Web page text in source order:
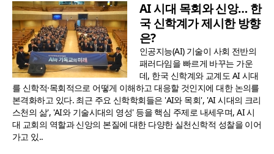
AI 시대 목회와 신앙… 한
국 신학계가 제시한 방향
은?
인공지능(AI) 기술이 사회 전반의
패러다임을 빠르게 바꾸는 가운
데, 한국 신학계와 교계도 AI 시대
를 신학적·목회적으로 어떻게 이해하고 대응할 것인지에 대한 논의를
본격화하고 있다. 최근 주요 신학학회들은 'AI와 목회', 'AI 시대의 크리
스천의 삶', 'AI와 기술시대의 영성' 등을 핵심 주제로 내세우며, AI 시
대 교회의 역할과 신앙의 본질에 대한 다양한 실천신학적 성찰을 이어
가고 있..